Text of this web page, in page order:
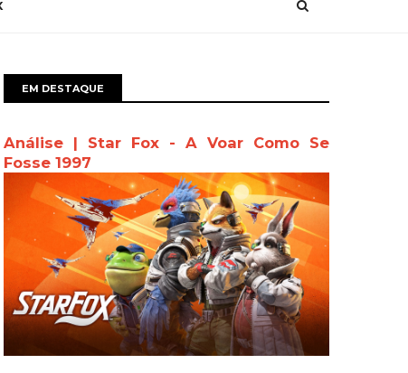
EM DESTAQUE
Análise | Star Fox - A Voar Como Se
Fosse 1997